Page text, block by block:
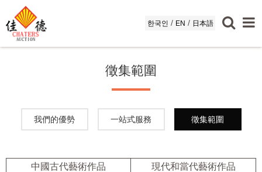
한국인 / EN / 日本語
徵集範圍
我們的優勢 一站式服務 徵集範圍
中國古代藝術作品
現代和當代藝術作品